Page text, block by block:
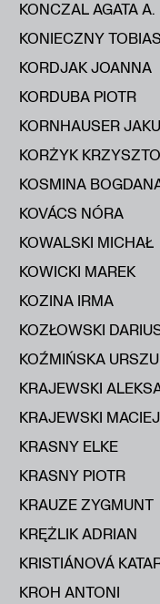
KONCZAL AGATA A.
KONIECZNY
KORDJAK JOANNA
KORDUBA PIOTR
KORNHAUSER
KORŻYK
KOSMINA
KOVÁCS NÓRA
KOWALSKI MICHAŁ
KOWICKI MAREK
KOZINA IRMA
KOZŁOWSKI
KOŹMIŃSKA
KRAJEWSKI
KRAJEWSKI
KRASNY ELKE
KRASNY PIOTR
KRAUZE ZYGMUNT
KRĘŻLIK ADRIAN
KRISTIÁNOVÁ
KROH ANTONI